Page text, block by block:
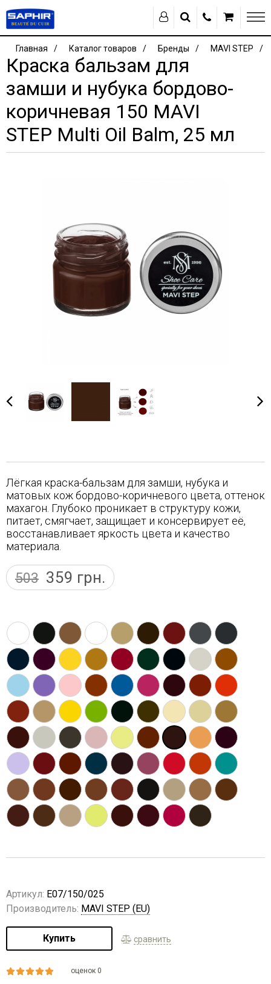
Главная Каталог товаров Бренды MAVI STEP
Краска бальзам для
замши и нубука бордово-
коричневая 150 MAVI
STEP Multi Oil Balm, 25 мл
Лёгкая краска-бальзам для замши, нубука и
матовых кож бордово-коричневого цвета, оттенок
махагон. Глубоко проникает в структуру кожи,
питает, смягчает, защищает и консервирует её,
восстанавливает яркость цвета и качество
материала.
503 359 грн.
Артикул: E07/150/025
Производитель: MAVI STEP (EU)
Купить сравнить
оценок 0